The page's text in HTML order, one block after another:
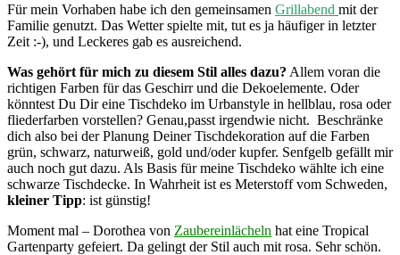
Für mein Vorhaben habe ich den gemeinsamen Grillabend mit der
Familie genutzt. Das Wetter spielte mit, tut es ja häufiger in letzter
Zeit :-), und Leckeres gab es ausreichend.
Was gehört für mich zu diesem Stil alles dazu? Allem voran die
richtigen Farben für das Geschirr und die Dekoelemente. Oder
könntest Du Dir eine Tischdeko im Urbanstyle in hellblau, rosa oder
fliederfarben vorstellen? Genau,passt irgendwie nicht. Beschränke
dich also bei der Planung Deiner Tischdekoration auf die Farben
grün, schwarz, naturweiß, gold und/oder kupfer. Senfgelb gefällt mir
auch noch gut dazu. Als Basis für meine Tischdeko wählte ich eine
schwarze Tischdecke. In Wahrheit ist es Meterstoff vom Schweden,
kleiner Tipp: ist günstig!
Moment mal – Dorothea von Zaubereinlächeln hat eine Tropical
Gartenparty gefeiert. Da gelingt der Stil auch mit rosa. Sehr schön.